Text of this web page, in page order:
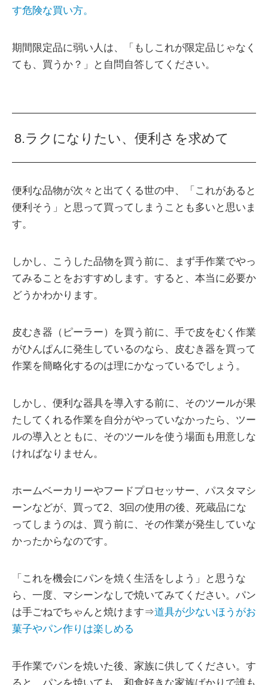
す危険な買い方。
期間限定品に弱い人は、「もしこれが限定品じゃなく
ても、買うか？」と自問自答してください。
8.ラクになりたい、便利さを求めて
便利な品物が次々と出てくる世の中、「これがあると
便利そう」と思って買ってしまうことも多いと思いま
す。
しかし、こうした品物を買う前に、まず手作業でやっ
てみることをおすすめします。すると、本当に必要か
どうかわかります。
皮むき器（ピーラー）を買う前に、手で皮をむく作業
がひんぱんに発生しているのなら、皮むき器を買って
作業を簡略化するのは理にかなっているでしょう。
しかし、便利な器具を導入する前に、そのツールが果
たしてくれる作業を自分がやっていなかったら、ツー
ルの導入とともに、そのツールを使う場面も用意しな
ければなりません。
ホームベーカリーやフードプロセッサー、パスタマシ
ーンなどが、買って2、3回の使用の後、死蔵品にな
ってしまうのは、買う前に、その作業が発生していな
かったからなのです。
「これを機会にパンを焼く生活をしよう」と思うな
ら、一度、マシーンなしで焼いてみてください。パン
は手ごねでちゃんと焼けます⇒道具が少ないほうがお
菓子やパン作りは楽しめる
手作業でパンを焼いた後、家族に供してください。す